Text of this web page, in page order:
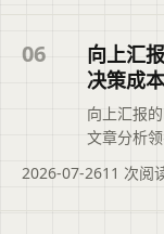
进入原文
06
向上汇
决策成本
向上汇报
文章分析
散素材整
任务的方
2026-07-2611 次阅